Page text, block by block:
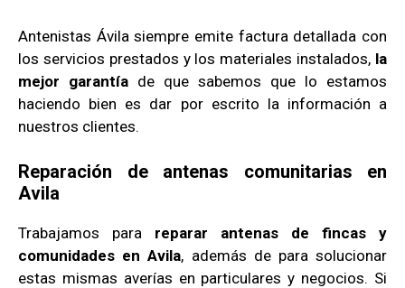
Antenistas Ávila siempre emite factura detallada con
los servicios prestados y los materiales instalados, la
mejor garantía de que sabemos que lo estamos
haciendo bien es dar por escrito la información a
nuestros clientes.
Reparación de antenas comunitarias en
Avila
Trabajamos para reparar antenas de fincas y
comunidades en Avila, además de para solucionar
estas mismas averías en particulares y negocios. Si